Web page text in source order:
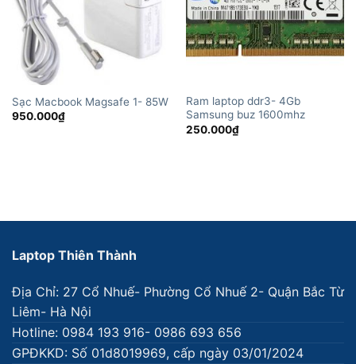
Sạc Macbook Magsafe 1- 85W
950.000₫
Ram laptop ddr3- 4Gb
Samsung buz 1600mhz
250.000₫
Laptop Thiên Thành
Địa Chỉ: 27 Cổ Nhuế- Phường Cổ Nhuế 2- Quận Bắc Từ
Liêm- Hà Nội
Hotline: 0984 193 916- 0986 693 656
GPĐKKD: Số 01d8019969, cấp ngày 03/01/2024